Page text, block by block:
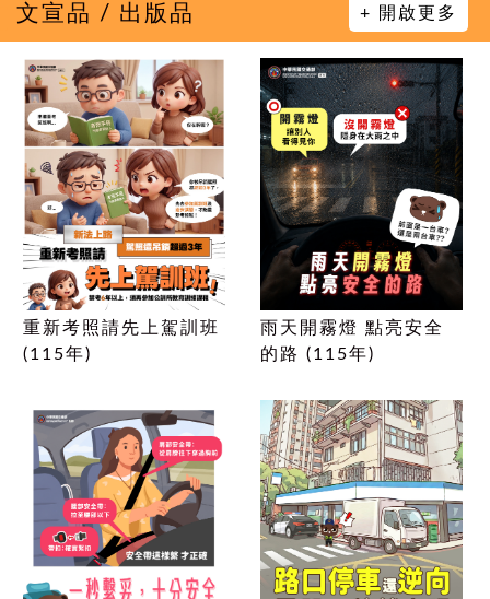
文宣品 / 出版品 + 開啟更多
重新考照請先上駕訓班
(115年)
雨天開霧燈 點亮安全
的路 (115年)